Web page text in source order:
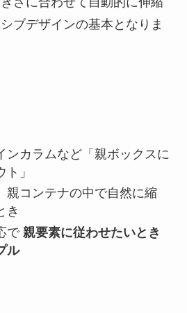
ブデザインの基本となりま
ンカラムなど「親ボックスに
」
親コンテナの中で自然に縮
き
で 親要素に従わせたいとき
ル